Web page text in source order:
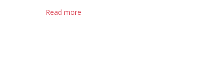
Read more